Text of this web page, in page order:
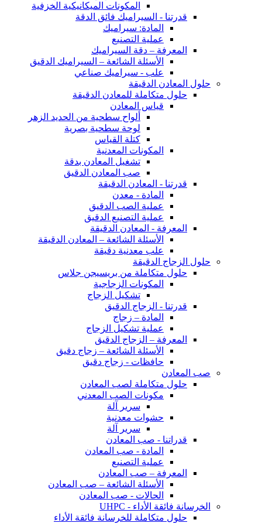
المكونات الميكانيكية الخزفية
قدرتنا - السيراميك فائق الدقة
المادة: سيراميك
عملية التصنيع
المعرفة – دقة السيراميك
الأسئلة الشائعة – السيراميك الدقيق
علب - سيراميك صناعي
حلول المعادن الدقيقة
حلول متكاملة للمعادن الدقيقة
قياس المعادن
ألواح سطحية من الحديد الزهر
لوحة سطحية بصرية
كتلة القياس
المكونات المعدنية
تشغيل المعادن بدقة
صب المعادن الدقيق
قدرتنا - المعادن الدقيقة
المادة - معدن
عملية الصب الدقيق
عملية التصنيع الدقيق
المعرفة - المعادن الدقيقة
الأسئلة الشائعة – المعادن الدقيقة
علب معدنية دقيقة
حلول الزجاج الدقيقة
حلول متكاملة من بريسيجن جلاس
المكونات الزجاجية
تشكيل الزجاج
قدرتنا - الزجاج الدقيق
المادة – زجاج
عملية تشكيل الزجاج
المعرفة – الزجاج الدقيق
الأسئلة الشائعة – زجاج دقيق
حافظات - زجاج دقيق
صب المعادن
حلول متكاملة لصب المعادن
مكونات الصب المعدني
سرير آلة
حشوات معدنية
سرير آلة
قدراتنا - صب المعادن
المادة - صب المعادن
عملية التصنيع
المعرفة – صب المعادن
الأسئلة الشائعة – صب المعادن
الحالات - صب المعادن
الخرسانة فائقة الأداء - UHPC
حلول متكاملة للخرسانة فائقة الأداء